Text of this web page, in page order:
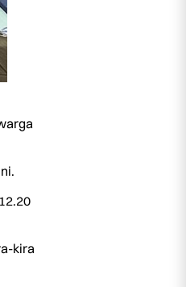
kira